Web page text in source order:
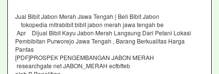
Jual Bibit Jabon Merah Jawa Tengah | Beli Bibit Jabon
tokopedia mitrabibit bibit jabon merah jawa tengah be
Apr Dijual Bibit Kayu Jabon Merah Langsung Dari Petani Lokasi
Pembibitan Purworejo Jawa Tengah , Barang Berkualitas Harga
Pantas
[PDF]PROSPEK PENGEMBANGAN JABON MERAH
researchgate net JABON_MERAH ecfbffeb